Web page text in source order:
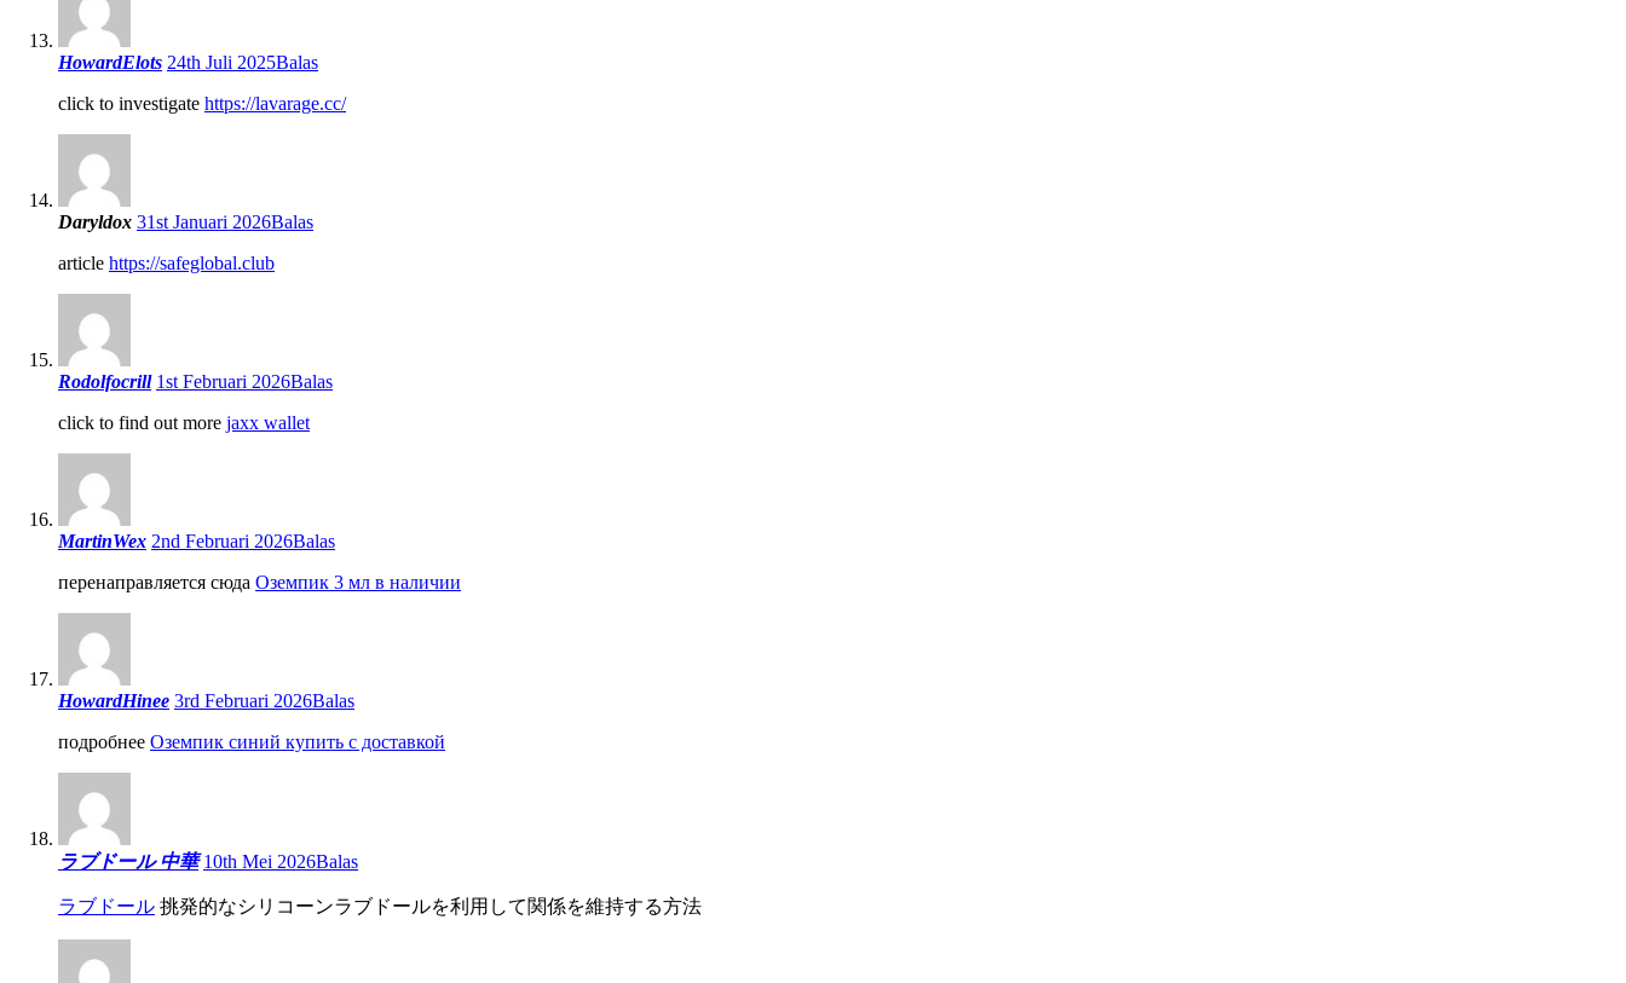
HowardElots 24th Juli 2025Balas
click to investigate https://lavarage.cc/
Daryldox 31st Januari 2026Balas
article https://safeglobal.club
Rodolfocrill 1st Februari 2026Balas
click to find out more jaxx wallet
MartinWex 2nd Februari 2026Balas
перенаправляется сюда Оземпик 3 мл в наличии
HowardHinee 3rd Februari 2026Balas
подробнее Оземпик синий купить с доставкой
ラブドール 中華 10th Mei 2026Balas
ラブドール 挑発的なシリコーンラブドールを利用して関係を維持する方法